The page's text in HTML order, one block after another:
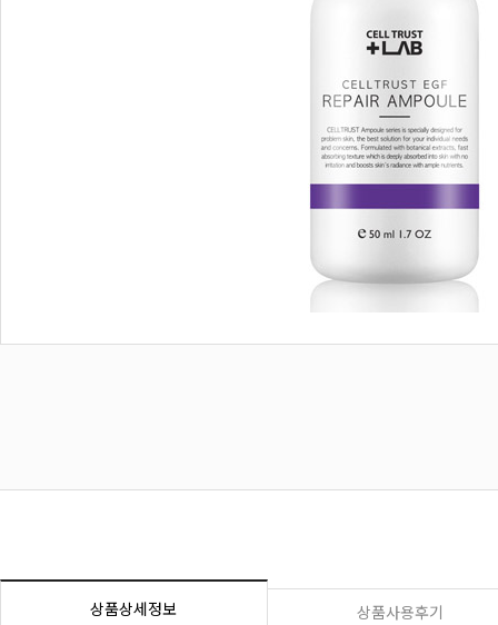
상품상세정보 상품사용후기